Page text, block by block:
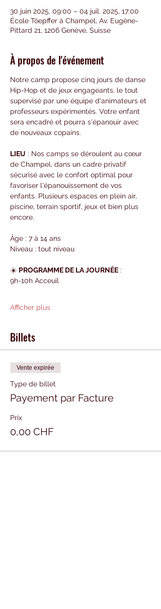
30 juin 2025, 09:00 – 04 juil. 2025, 17:00
École Töepffer à Champel, Av. Eugène-
Pittard 21, 1206 Genève, Suisse
À propos de l'événement
Notre camp propose cinq jours de danse
Hip-Hop et de jeux engageants, le tout
supervisé par une équipe d'animateurs et
professeurs expérimentés. Votre enfant
sera encadré et pourra s'épanouir avec
de nouveaux copains.
LIEU : Nos camps se déroulent au cœur
de Champel, dans un cadre privatif
sécurisé avec le confort optimal pour
favoriser l'épanouissement de vos
enfants. Plusieurs espaces en plein air,
piscine, terrain sportif, jeux et bien plus
encore.
Âge : 7 à 14 ans
Niveau : tout niveau
☀️ PROGRAMME DE LA JOURNÉE :
9h-10h Acceuil
Afficher plus
Billets
Vente expirée
Type de billet
Payement par Facture
Prix
0,00 CHF